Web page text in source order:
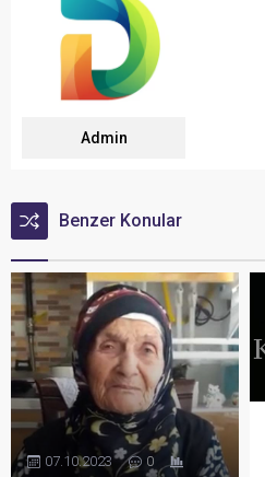
Admin
Benzer Konular
07.10.2023 0